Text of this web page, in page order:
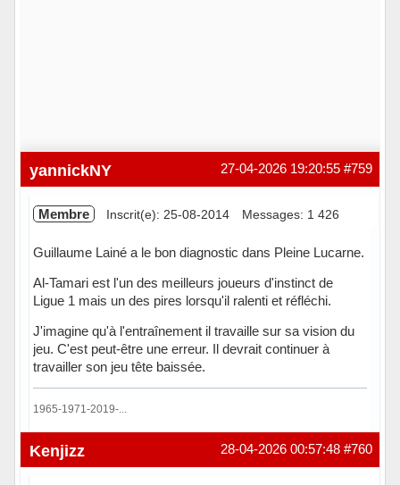
#759
27-04-2026 19:20:55
yannickNY
Membre Inscrit(e): 25-08-2014 Messages: 1 426
Guillaume Lainé a le bon diagnostic dans Pleine Lucarne.
Al-Tamari est l'un des meilleurs joueurs d'instinct de
Ligue 1 mais un des pires lorsqu'il ralenti et réfléchi.
J'imagine qu'à l'entraînement il travaille sur sa vision du
jeu. C'est peut-être une erreur. Il devrait continuer à
travailler son jeu tête baissée.
1965-1971-2019-...
Hors ligne #760
28-04-2026 00:57:48
Kenjizz